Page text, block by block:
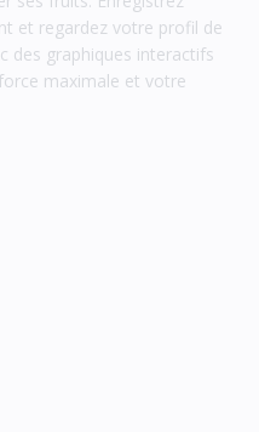
et regardez votre profil de
des graphiques interactifs
maximale et votre